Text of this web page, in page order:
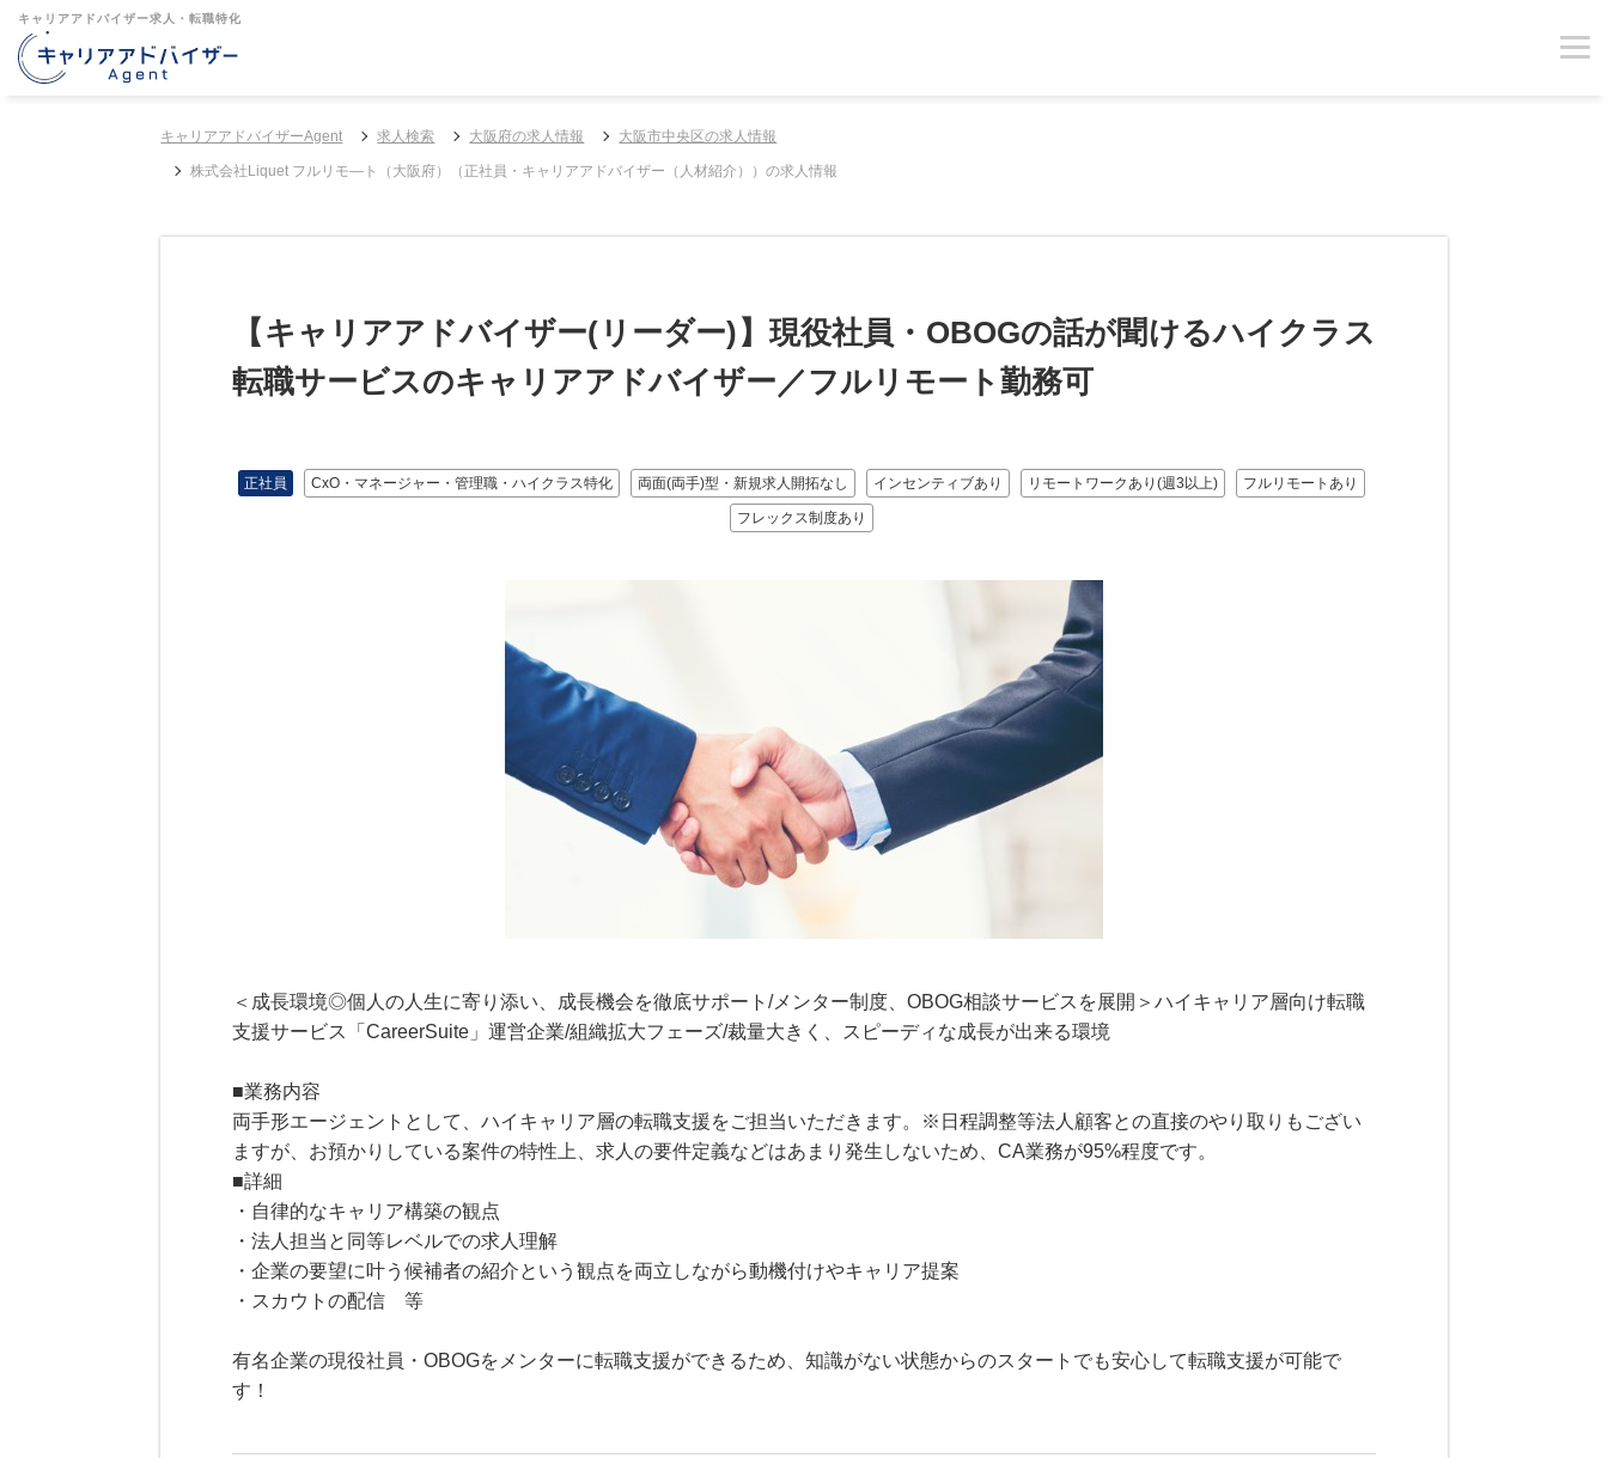
キャリアアドバイザー求人・転職特化
キャリアアドバイザーAgent 求人検索 大阪府の求人情報 大阪市中央区の求人情報
株式会社Liquet フルリモ―ト（大阪府）（正社員・キャリアアドバイザー（人材紹介））の求人情報
【キャリアアドバイザー(リーダー)】現役社員・OBOGの話が聞けるハイクラス
転職サービスのキャリアアドバイザー／フルリモート勤務可
正社員 CxO・マネージャー・管理職・ハイクラス特化 両面(両手)型・新規求人開拓なし インセンティブあり リモートワークあり(週3以上) フルリモートあり
フレックス制度あり
＜成長環境◎個人の人生に寄り添い、成長機会を徹底サポート/メンター制度、OBOG相談サービスを展開＞ハイキャリア層向け転職
支援サービス「CareerSuite」運営企業/組織拡大フェーズ/裁量大きく、スピーディな成長が出来る環境
■業務内容
両手形エージェントとして、ハイキャリア層の転職支援をご担当いただきます。※日程調整等法人顧客との直接のやり取りもござい
ますが、お預かりしている案件の特性上、求人の要件定義などはあまり発生しないため、CA業務が95%程度です。
■詳細
・自律的なキャリア構築の観点
・法人担当と同等レベルでの求人理解
・企業の要望に叶う候補者の紹介という観点を両立しながら動機付けやキャリア提案
・スカウトの配信 等
有名企業の現役社員・OBOGをメンターに転職支援ができるため、知識がない状態からのスタートでも安心して転職支援が可能で
す！